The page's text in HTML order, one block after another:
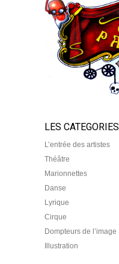
LES CATEGORIES
L’entrée des artistes
Théâtre
Marionnettes
Danse
Lyrique
Cirque
Dompteurs de l’image
Illustration